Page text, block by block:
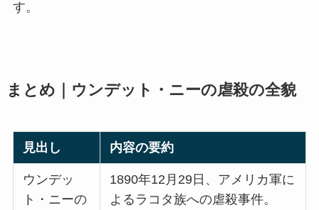
す。
まとめ｜ウンデット・ニーの虐殺の全貌
見出し 内容の要約
ウンデッ
ト・ニーの
1890年12月29日、アメリカ軍に
よるラコタ族への虐殺事件。